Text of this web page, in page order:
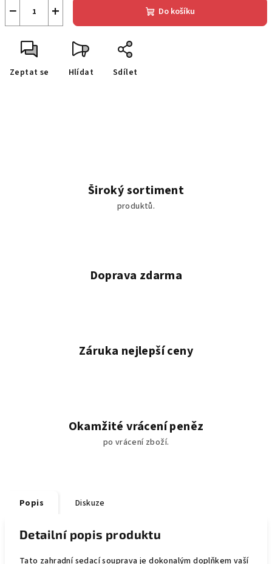
+
− Do košíku
Zeptat se Hlídat Sdílet
Široký sortiment
produktů.
Doprava zdarma
Záruka nejlepší ceny
Okamžité vrácení peněz
po vrácení zboží.
Popis Diskuze
Detailní popis produktu
Tato zahradní sedací souprava je dokonalým doplňkem vaší